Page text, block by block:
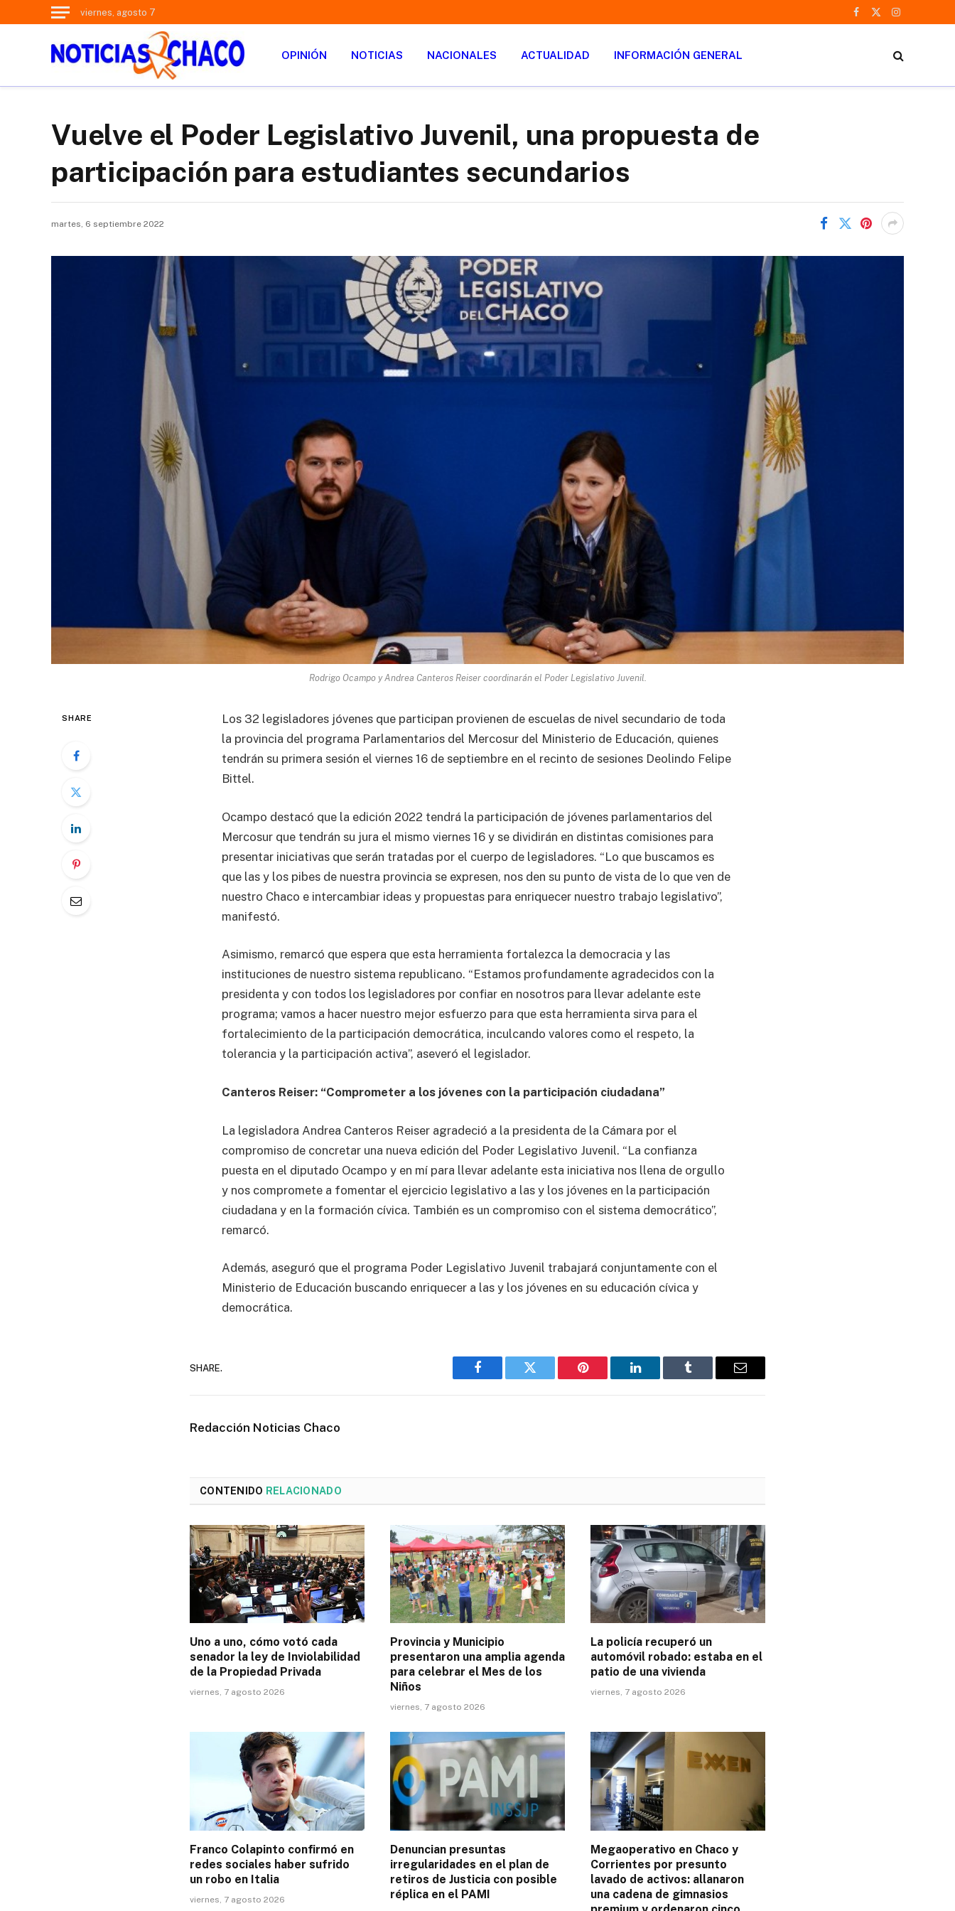
viernes, agosto 7
Facebook
X
Instagram
OPINIÓN NOTICIAS NACIONALES ACTUALIDAD INFORMACIÓN GENERAL
Vuelve el Poder Legislativo Juvenil, una propuesta de
participación para estudiantes secundarios
martes, 6 septiembre 2022
Rodrigo Ocampo y Andrea Canteros Reiser coordinarán el Poder Legislativo Juvenil.
SHARE
Los 32 legisladores jóvenes que participan provienen de escuelas de nivel secundario de toda
la provincia del programa Parlamentarios del Mercosur del Ministerio de Educación, quienes
tendrán su primera sesión el viernes 16 de septiembre en el recinto de sesiones Deolindo Felipe
Bittel.
Ocampo destacó que la edición 2022 tendrá la participación de jóvenes parlamentarios del
Mercosur que tendrán su jura el mismo viernes 16 y se dividirán en distintas comisiones para
presentar iniciativas que serán tratadas por el cuerpo de legisladores. “Lo que buscamos es
que las y los pibes de nuestra provincia se expresen, nos den su punto de vista de lo que ven de
nuestro Chaco e intercambiar ideas y propuestas para enriquecer nuestro trabajo legislativo”,
manifestó.
Asimismo, remarcó que espera que esta herramienta fortalezca la democracia y las
instituciones de nuestro sistema republicano. “Estamos profundamente agradecidos con la
presidenta y con todos los legisladores por confiar en nosotros para llevar adelante este
programa; vamos a hacer nuestro mejor esfuerzo para que esta herramienta sirva para el
fortalecimiento de la participación democrática, inculcando valores como el respeto, la
tolerancia y la participación activa”, aseveró el legislador.
Canteros Reiser: “Comprometer a los jóvenes con la participación ciudadana”
La legisladora Andrea Canteros Reiser agradeció a la presidenta de la Cámara por el
compromiso de concretar una nueva edición del Poder Legislativo Juvenil. “La confianza
puesta en el diputado Ocampo y en mí para llevar adelante esta iniciativa nos llena de orgullo
y nos compromete a fomentar el ejercicio legislativo a las y los jóvenes en la participación
ciudadana y en la formación cívica. También es un compromiso con el sistema democrático”,
remarcó.
Además, aseguró que el programa Poder Legislativo Juvenil trabajará conjuntamente con el
Ministerio de Educación buscando enriquecer a las y los jóvenes en su educación cívica y
democrática.
SHARE.
Facebook Twitter Pinterest LinkedIn Tumblr Email
Redacción Noticias Chaco
CONTENIDO RELACIONADO
Uno a uno, cómo votó cada
senador la ley de Inviolabilidad
de la Propiedad Privada
viernes, 7 agosto 2026
Provincia y Municipio
presentaron una amplia agenda
para celebrar el Mes de los
Niños
viernes, 7 agosto 2026
La policía recuperó un
automóvil robado: estaba en el
patio de una vivienda
viernes, 7 agosto 2026
Franco Colapinto confirmó en
redes sociales haber sufrido
un robo en Italia
viernes, 7 agosto 2026
Denuncian presuntas
irregularidades en el plan de
retiros de Justicia con posible
réplica en el PAMI
Megaoperativo en Chaco y
Corrientes por presunto
lavado de activos: allanaron
una cadena de gimnasios